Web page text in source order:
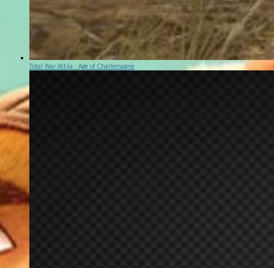
Total War Attila : Age of Charlemagne